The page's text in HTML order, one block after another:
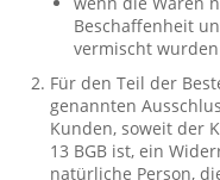
Beschaffenheit
vermischt wurden
Für den Teil der
genannten
Kunden, soweit der
13 BGB ist, ein
natürliche Person,